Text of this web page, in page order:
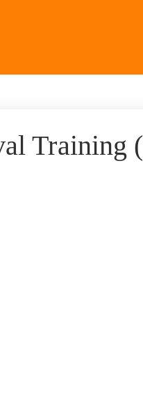
Training (